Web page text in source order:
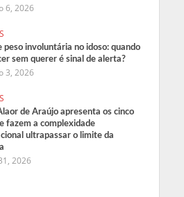
6, 2026
peso involuntária no idoso: quando
sem querer é sinal de alerta?
3, 2026
de Araújo apresenta os cinco
fazem a complexidade
ultrapassar o limite da
2026